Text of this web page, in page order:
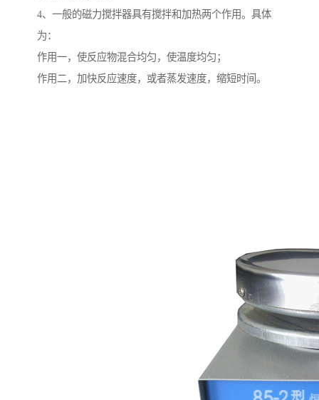
4、一般的磁力搅拌器具有搅拌和加热两个作用。具体
为：
作用一，使反应物混合均匀，使温度均匀；
作用二，加快反应速度，或者蒸发速度，缩短时间。